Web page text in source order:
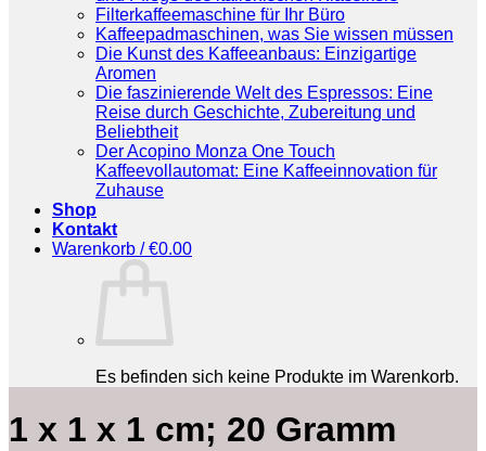
Filterkaffeemaschine für Ihr Büro
Kaffeepadmaschinen, was Sie wissen müssen
Die Kunst des Kaffeeanbaus: Einzigartige
Aromen
Die faszinierende Welt des Espressos: Eine
Reise durch Geschichte, Zubereitung und
Beliebtheit
Der Acopino Monza One Touch
Kaffeevollautomat: Eine Kaffeeinnovation für
Zuhause
Shop
Kontakt
Warenkorb /€0.00
Es befinden sich keine Produkte im Warenkorb.
‎1 x 1 x 1 cm; 20 Gramm